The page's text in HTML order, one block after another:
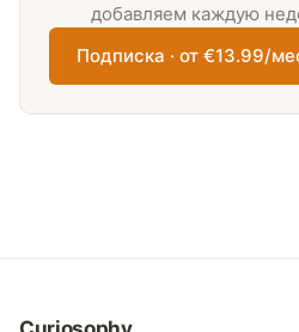
добавляем каждую
Подписка · от €13.99/